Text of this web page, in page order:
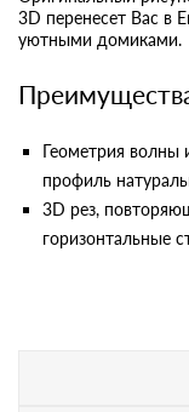
3D перенесет Вас в
уютными домиками.
Геометрия волны
профиль
3D рез,
горизонтальные